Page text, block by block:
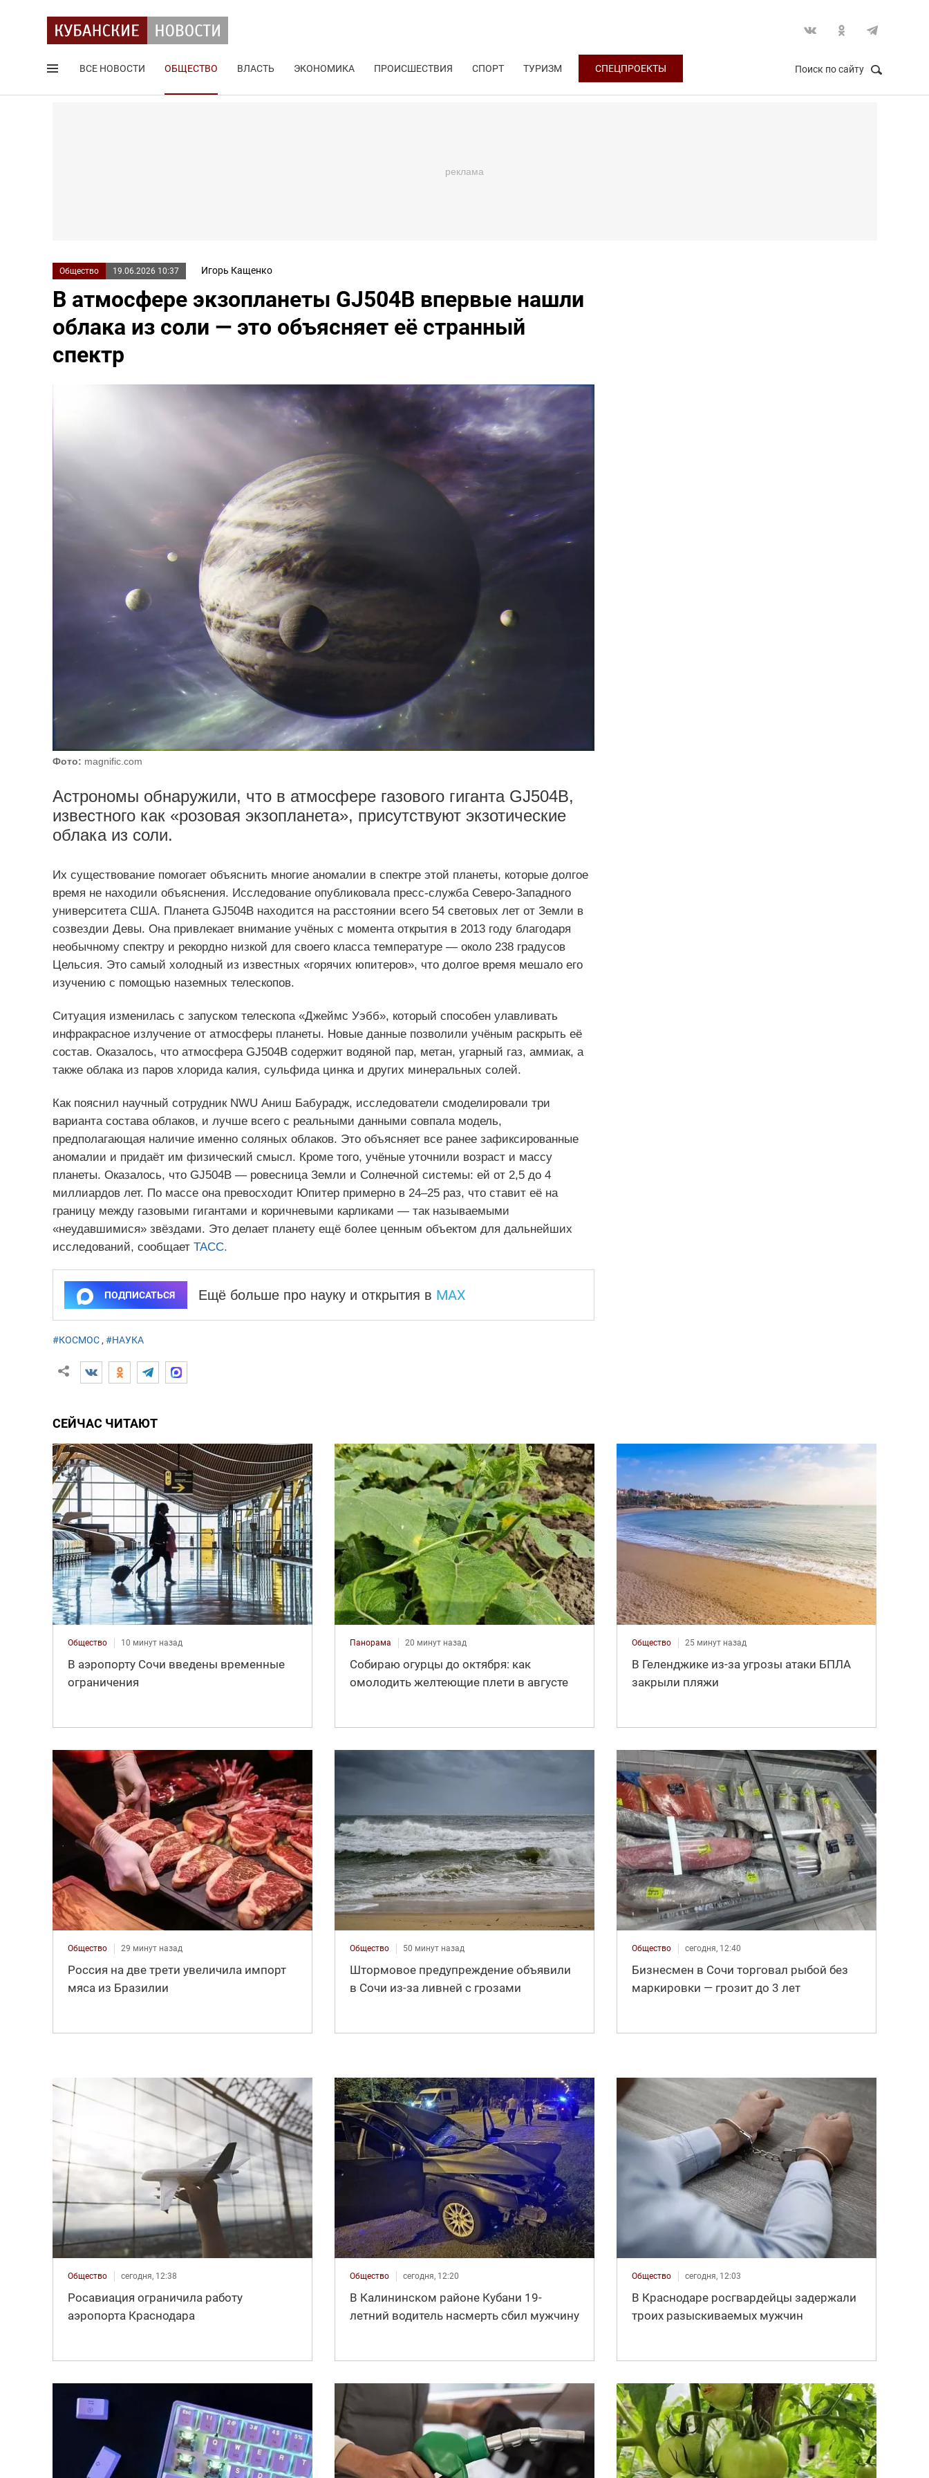
ВСЕ НОВОСТИ ОБЩЕСТВО ВЛАСТЬ ЭКОНОМИКА ПРОИСШЕСТВИЯ СПОРТ ТУРИЗМ СПЕЦПРОЕКТЫ Поиск по сайту
Общество 19.06.2026 10:37 Игорь Кащенко
В атмосфере экзопланеты GJ504B впервые нашли
облака из соли — это объясняет её странный
спектр
Фото: magnific.com
Астрономы обнаружили, что в атмосфере газового гиганта GJ504B,
известного как «розовая экзопланета», присутствуют экзотические
облака из соли.
Их существование помогает объяснить многие аномалии в спектре этой планеты, которые долгое
время не находили объяснения. Исследование опубликовала пресс-служба Северо-Западного
университета США. Планета GJ504B находится на расстоянии всего 54 световых лет от Земли в
созвездии Девы. Она привлекает внимание учёных с момента открытия в 2013 году благодаря
необычному спектру и рекордно низкой для своего класса температуре — около 238 градусов
Цельсия. Это самый холодный из известных «горячих юпитеров», что долгое время мешало его
изучению с помощью наземных телескопов.
Ситуация изменилась с запуском телескопа «Джеймс Уэбб», который способен улавливать
инфракрасное излучение от атмосферы планеты. Новые данные позволили учёным раскрыть её
состав. Оказалось, что атмосфера GJ504B содержит водяной пар, метан, угарный газ, аммиак, а
также облака из паров хлорида калия, сульфида цинка и других минеральных солей.
Как пояснил научный сотрудник NWU Аниш Бабурадж, исследователи смоделировали три
варианта состава облаков, и лучше всего с реальными данными совпала модель,
предполагающая наличие именно соляных облаков. Это объясняет все ранее зафиксированные
аномалии и придаёт им физический смысл. Кроме того, учёные уточнили возраст и массу
планеты. Оказалось, что GJ504B — ровесница Земли и Солнечной системы: ей от 2,5 до 4
миллиардов лет. По массе она превосходит Юпитер примерно в 24–25 раз, что ставит её на
границу между газовыми гигантами и коричневыми карликами — так называемыми
«неудавшимися» звёздами. Это делает планету ещё более ценным объектом для дальнейших
исследований, сообщает ТАСС.
ПОДПИСАТЬСЯ Ещё больше про науку и открытия в MAX
#КОСМОС, #НАУКА
СЕЙЧАС ЧИТАЮТ
Общество 10 минут назад
В аэропорту Сочи введены временные
ограничения
Панорама 20 минут назад
Собираю огурцы до октября: как
омолодить желтеющие плети в августе
Общество 25 минут назад
В Геленджике из-за угрозы атаки БПЛА
закрыли пляжи
Общество 29 минут назад
Россия на две трети увеличила импорт
мяса из Бразилии
Общество 50 минут назад
Штормовое предупреждение объявили
в Сочи из-за ливней с грозами
Общество сегодня, 12:40
Бизнесмен в Сочи торговал рыбой без
маркировки — грозит до 3 лет
Общество сегодня, 12:38
Росавиация ограничила работу
аэропорта Краснодара
Общество сегодня, 12:20
В Калининском районе Кубани 19-
летний водитель насмерть сбил мужчину
Общество сегодня, 12:03
В Краснодаре росгвардейцы задержали
троих разыскиваемых мужчин